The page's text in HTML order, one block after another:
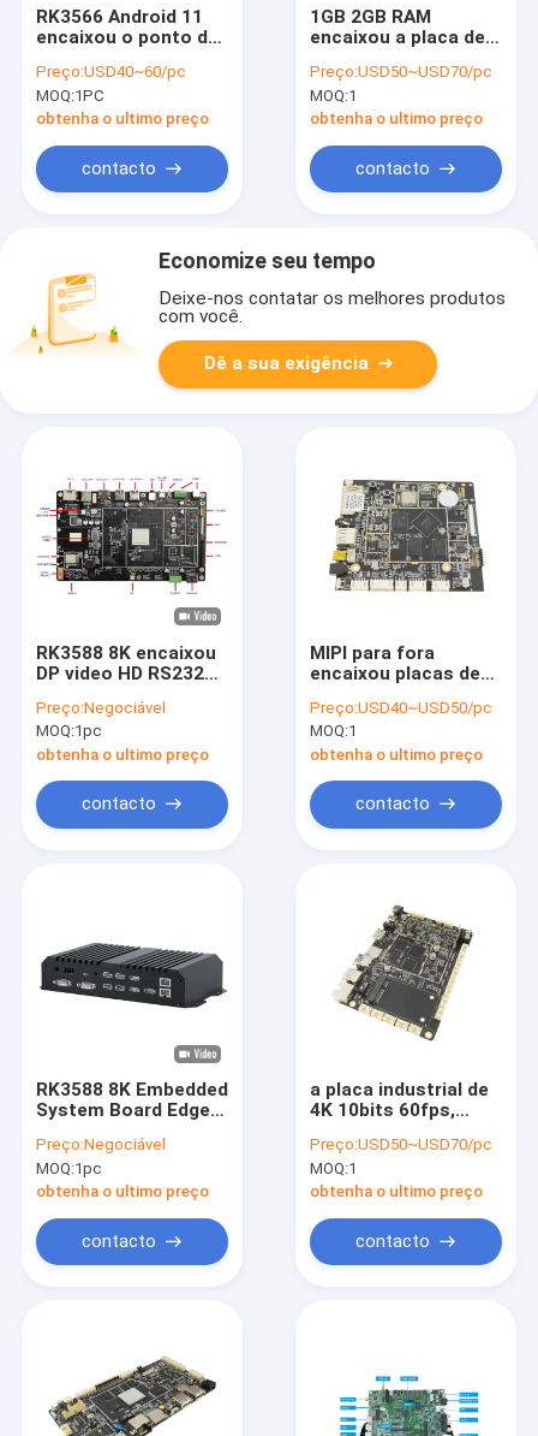
Sobre nós
RK3566 Android 11
encaixou o ponto de
dos ethernet de WIFI
da placa de sistema -
84" exposição
Preço:USD40~60/pc
MOQ:1PC
obtenha o ultimo preço
contacto
1GB 2GB RAM
encaixou a placa de
línguas do múltiplo
da relação de PCIE
VGA LVDS
Preço:USD50~USD70/pc
MOQ:1
obtenha o ultimo preço
contacto
Economize seu tempo
Deixe-nos contatar os melhores produtos
com você.
Dê a sua exigência
RK3588 8K encaixou
DP video HD RS232
8K AI 8G RAM Android
12
Preço:Negociável
MOQ:1pc
obtenha o ultimo preço
contacto
MIPI para fora
encaixou placas de
do androide do
núcleo A7 1080P do
quadrilátero RK3128
Preço:USD40~USD50/pc
MOQ:1
obtenha o ultimo preço
contacto
RK3588 8K Embedded
System Board Edge
HD IN Media Player
Preço:Negociável
MOQ:1pc
obtenha o ultimo preço
contacto
a placa industrial de
4K 10bits 60fps,
HDR10 HLG HDR
encaixou a placa do
desenvolvimento
Preço:USD50~USD70/pc
MOQ:1
obtenha o ultimo preço
contacto